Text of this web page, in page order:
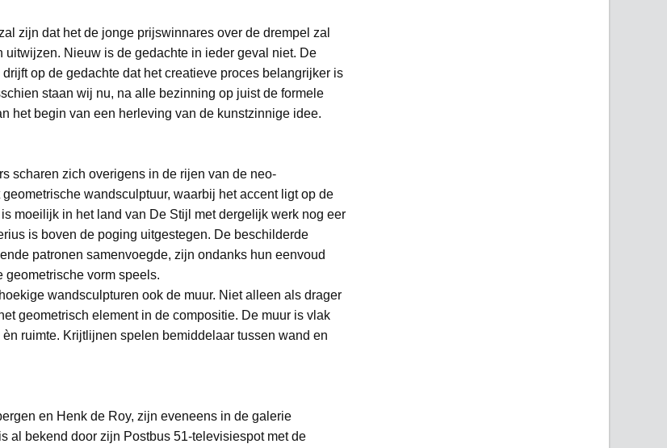
zijn dat het de jonge prijswinnares over de drempel zal
uitwijzen. Nieuw is de gedachte in ieder geval niet. De
op de gedachte dat het creatieve proces belangrijker is
staan wij nu, na alle bezinning op juist de formele
het begin van een herleving van de kunstzinnige idee.
scharen zich overigens in de rijen van de neo-
wandsculptuur, waarbij het accent ligt op de
moeilijk in het land van De Stijl met dergelijk werk nog eer
is boven de poging uitgestegen. De beschilderde
patronen samenvoegde, zijn ondanks hun eenvoud
geometrische vorm speels.
wandsculpturen ook de muur. Niet alleen als drager
geometrisch element in de compositie. De muur is vlak
ruimte. Krijtlijnen spelen bemiddelaar tussen wand en
en Henk de Roy, zijn eveneens in de galerie
al bekend door zijn Postbus 51-televisiespot met de